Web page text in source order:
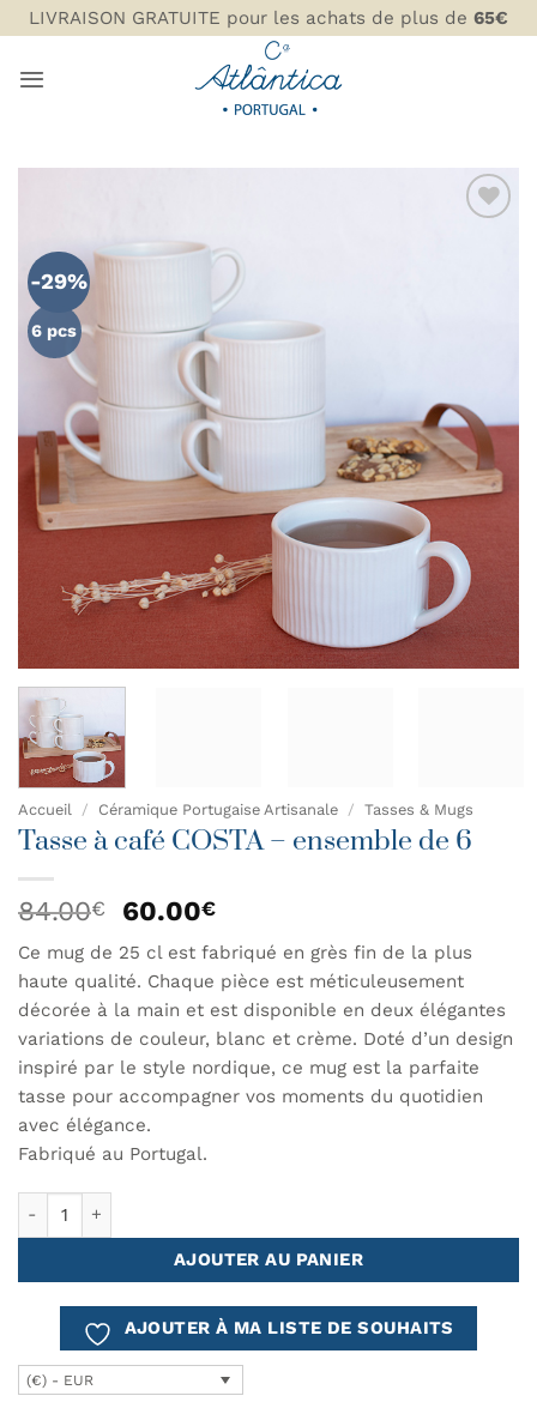
Passer
au
contenu
LIVRAISON GRATUITE pour les achats de plus de 65€
-29%
6 pcs
Accueil / Céramique Portugaise Artisanale / Tasses & Mugs
Tasse à café COSTA – ensemble de 6
84.00€
Le
initial
était :
84.00€.
60.00€Le
actuel
est :
60.00€.
Ce mug de 25 cl est fabriqué en grès fin de la plus
haute qualité. Chaque pièce est méticuleusement
décorée à la main et est disponible en deux élégantes
variations de couleur, blanc et crème. Doté d’un design
inspiré par le style nordique, ce mug est la parfaite
tasse pour accompagner vos moments du quotidien
avec élégance.
Fabriqué au Portugal.
AJOUTER AU PANIER
AJOUTER À MA LISTE DE SOUHAITS
(€) - EUR